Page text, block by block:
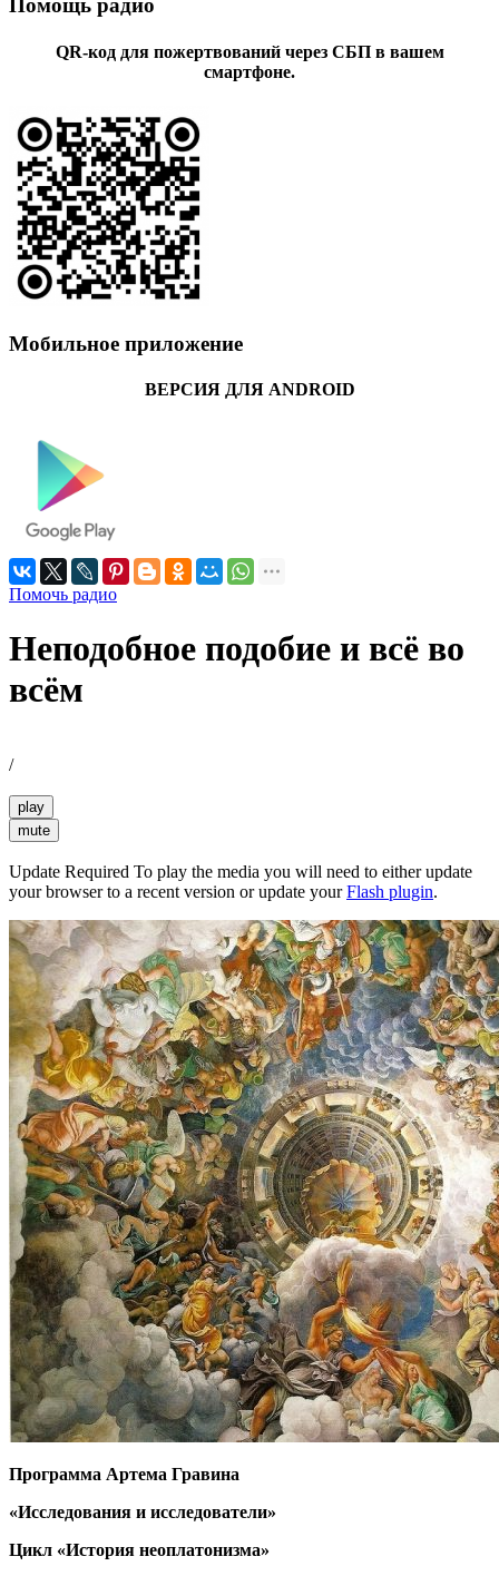
Помощь радио
QR-код для пожертвований через СБП в вашем
смартфоне.
Мобильное приложение
ВЕРСИЯ ДЛЯ ANDROID
Помочь радио
Неподобное подобие и всё во
всём
/
play
mute
Update Required To play the media you will need to either update
your browser to a recent version or update yourFlash plugin.
Программа Артема Гравина
«Исследования и исследователи»
Цикл «История неоплатонизма»